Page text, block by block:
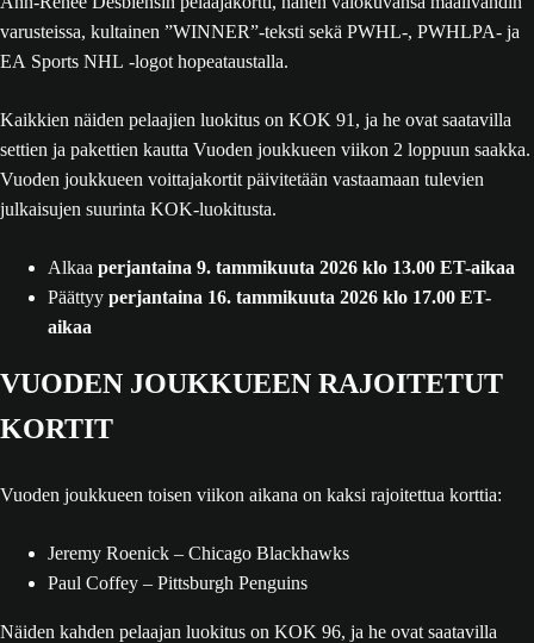
Kaikkien näiden pelaajien luokitus on KOK 91, ja he ovat saatavilla
settien ja pakettien kautta Vuoden joukkueen viikon 2 loppuun saakka.
Vuoden joukkueen voittajakortit päivitetään vastaamaan tulevien
julkaisujen suurinta KOK-luokitusta.
Alkaa perjantaina 9. tammikuuta 2026 klo 13.00 ET-aikaa
Päättyy perjantaina 16. tammikuuta 2026 klo 17.00 ET-
aikaa
VUODEN JOUKKUEEN RAJOITETUT
KORTIT
Vuoden joukkueen toisen viikon aikana on kaksi rajoitettua korttia:
Jeremy Roenick – Chicago Blackhawks
Paul Coffey – Pittsburgh Penguins
Näiden kahden pelaajan luokitus on KOK 96, ja he ovat saatavilla